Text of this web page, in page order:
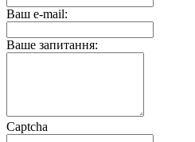
Ваш e-mail:
Ваше запитання:
Captcha